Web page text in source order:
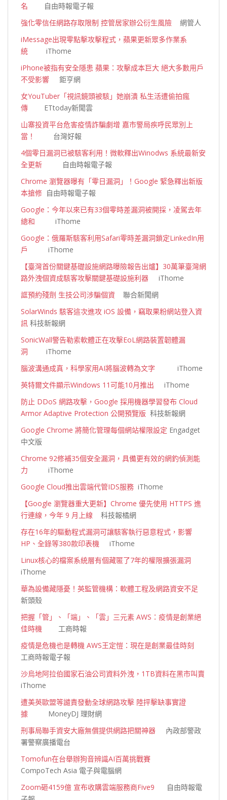
名 自由時報電子報
強化零信任網路存取限制 控管居家辦公衍生風險 網管人
iMessage出現零點擊攻擊程式，蘋果更新眾多作業系
統 iThome
iPhone被指有安全隱患 蘋果：攻擊成本巨大 絕大多數用戶
不受影響 鉅亨網
女YouTuber「視訊鏡頭被駭」她崩潰 私生活遭偷拍瘋
傳 ETtoday新聞雲
山寨投資平台危害疫情詐騙劇增 嘉市警局疾呼民眾別上
當！
台灣好報
4個零日漏洞已被駭客利用！微軟釋出Winodws 系統最新安
全更新 自由時報電子報
Chrome 瀏覽器曝有「零日漏洞」！Google 緊急釋出新版
本搶修 自由時報電子報
Google：今年以來已有33個零時差漏洞被開採，凌駕去年
總和 iThome
Google：俄羅斯駭客利用Safari零時差漏洞鎖定LinkedIn用
戶
iThome
【臺灣首份關鍵基礎設施網路曝險報告出爐】30萬筆臺灣網
路外洩個資成駭客攻擊關鍵基礎設施利器 iThome
誆預約殘劑 生技公司涉騙個資 聯合新聞網
SolarWinds 駭客這次進攻 iOS 設備，竊取果粉網站登入資
訊 科技新報網
SonicWall警告勒索軟體正在攻擊EoL網路裝置韌體漏
洞 iThome
腦波溝通成真，科學家用AI將腦波轉為文字 iThome
英特爾文件顯示Windows 11可能10月推出 iThome
防止 DDoS 網路攻擊，Google 採用機器學習發布 Cloud
Armor Adaptive Protection 公開預覽版 科技新報網
Google Chrome 將簡化管理每個網站權限設定 Engadget
中文版
Chrome 92修補35個安全漏洞，具備更有效的網釣偵測能
力 iThome
Google Cloud推出雲端代管IDS服務 iThome
【Google 瀏覽器重大更新】Chrome 優先使用 HTTPS 進
行連線，今年 9 月上線 科技報橘網
存在16年的驅動程式漏洞可讓駭客執行惡意程式，影響
HP、全錄等380款印表機 iThome
Linux核心的檔案系統層有個藏匿了7年的權限擴張漏洞
iThome
華為設備藏隱憂！英監管機構：軟體工程及網路資安不足
新頭殼
把握「管」、「端」、「雲」三元素 AWS：疫情是創業絕
佳時機 工商時報
疫情是危機也是轉機 AWS王定愷：現在是創業最佳時刻
工商時報電子報
沙烏地阿拉伯國家石油公司資料外洩，1TB資料在黑市叫賣
iThome
遭美英歐盟等譴責發動全球網路攻擊 陸抨擊缺事實證
據 MoneyDJ 理財網
刑事局聯手資安大廠無償提供網路把關神器 內政部警政
署警察廣播電台
Tomofun在台舉辦狗音辨識AI百萬挑戰賽
CompoTech Asia 電子與電腦網
Zoom砸4159億 宣布收購雲端服務商Five9 自由時報電